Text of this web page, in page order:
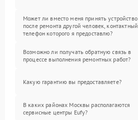
Может ли вместо меня принять устройство
после ремонта другой человек, контактный
телефон которого я предоставлю?
Возможно ли получать обратную связь в
процессе выполнения ремонтных работ?
Какую гарантию вы предоставляете?
В каких районах Москвы располагаются
сервисные центры Eufy?